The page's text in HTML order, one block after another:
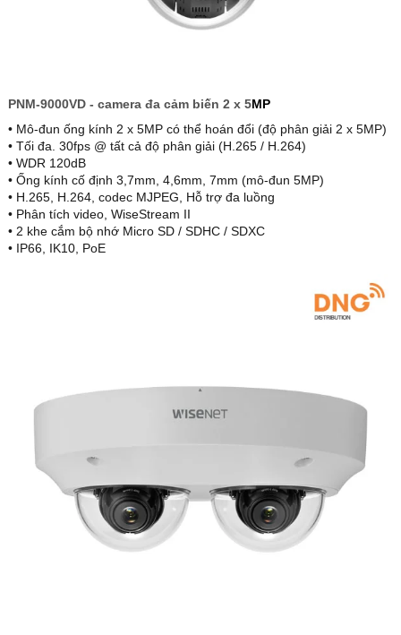
PNM-9000VD - camera đa cảm biến 2 x 5MP
• Mô-đun ống kính 2 x 5MP có thể hoán đổi (độ phân giải 2 x 5MP)
• Tối đa. 30fps @ tất cả độ phân giải (H.265 / H.264)
• WDR 120dB
• Ống kính cố định 3,7mm, 4,6mm, 7mm (mô-đun 5MP)
• H.265, H.264, codec MJPEG, Hỗ trợ đa luồng
• Phân tích video, WiseStream II
• 2 khe cắm bộ nhớ Micro SD / SDHC / SDXC
• IP66, IK10, PoE